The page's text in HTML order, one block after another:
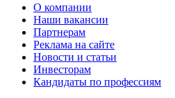
О компании
Наши вакансии
Партнерам
Реклама на сайте
Новости и статьи
Инвесторам
Кандидаты по профессиям